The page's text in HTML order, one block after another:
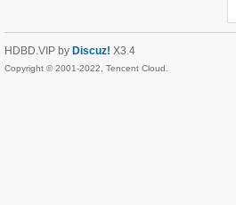
HDBD.VIP by Discuz! X3.4
Copyright © 2001-2022, Tencent Cloud.